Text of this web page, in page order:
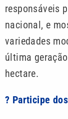
responsáveis
nacional, e
variedades
última
hectare.
? Participe